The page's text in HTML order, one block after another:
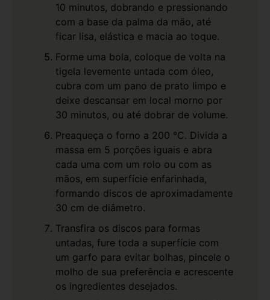
10 minutos, dobrando e pressionando
com a base da palma da mão, até
ficar lisa, elástica e macia ao toque.
Forme uma bola, coloque de volta na
tigela levemente untada com óleo,
cubra com um pano de prato limpo e
deixe descansar em local morno por
30 minutos, ou até dobrar de volume.
Preaqueça o forno a 200 °C. Divida a
massa em 5 porções iguais e abra
cada uma com um rolo ou com as
mãos, em superfície enfarinhada,
formando discos de aproximadamente
30 cm de diâmetro.
Transfira os discos para formas
untadas, fure toda a superfície com
um garfo para evitar bolhas, pincele o
molho de sua preferência e acrescente
os ingredientes desejados.